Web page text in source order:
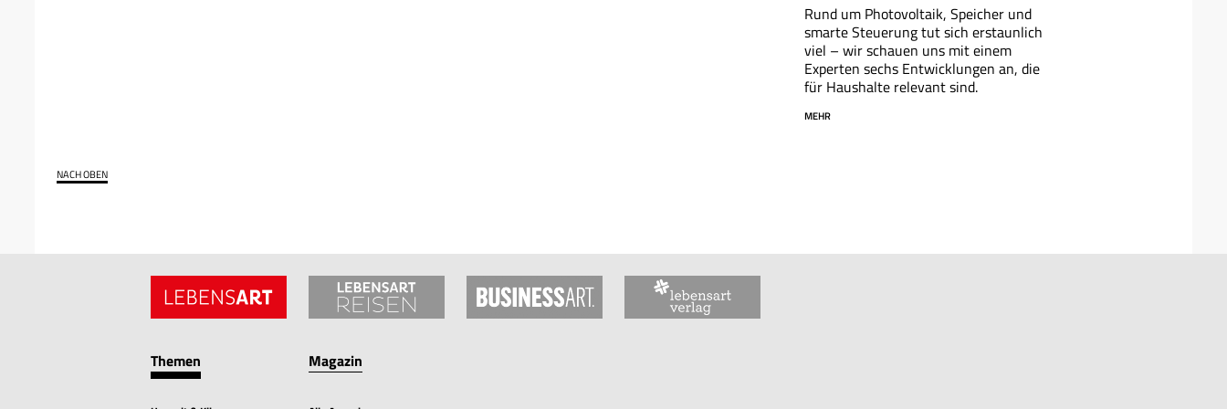
Rund um Photovoltaik, Speicher und
smarte Steuerung tut sich erstaunlich
viel – wir schauen uns mit einem
Experten sechs Entwicklungen an, die
für Haushalte relevant sind.
MEHR
NACH OBEN
Themen Magazin